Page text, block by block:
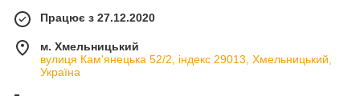
Працює з 27.12.2020
м. Хмельницький
вулиця Кам'янецька 52/2, індекс 29013, Хмельницький,
Україна